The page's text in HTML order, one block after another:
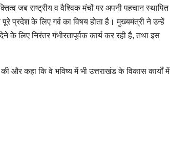
जब राष्ट्रीय व वैश्विक मंचों पर अपनी पहचान स्थापित
प्रदेश के लिए गर्व का विषय होता है। मुख्यमंत्री ने उन्हें
के लिए निरंतर गंभीरतापूर्वक कार्य कर रही है, तथा इस
और कहा कि वे भविष्य में भी उत्तराखंड के विकास कार्यों में